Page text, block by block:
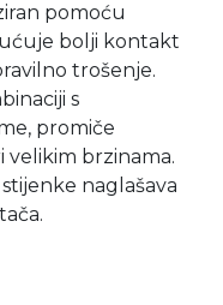
pomoću
bolji kontakt
trošenje.
s
promiče
brzinama.
naglašava